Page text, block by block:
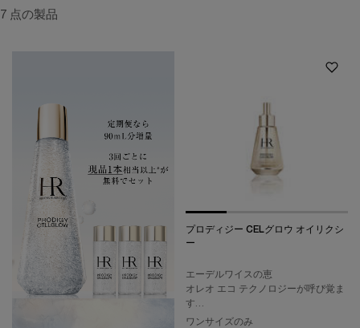
7 点の製品
プロディジー CELグロウ オイリクシ
ー
エーデルワイスの恵
オレオ エコ テクノロジーが呼び覚ま
す
プレミアム トリートメント オイル
ワンサイズのみ